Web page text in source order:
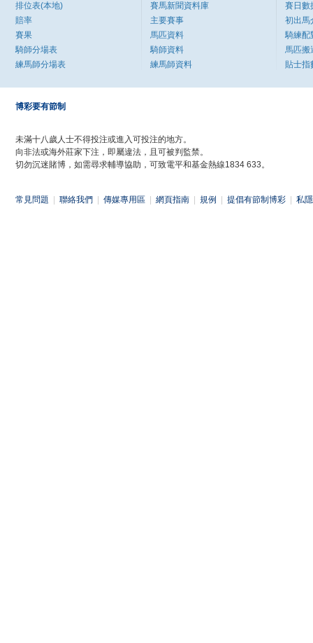
排位表(本地)
賠率
賽果
騎師分場表
練馬師分場表
賽馬新聞資料庫
主要賽事
馬匹資料
騎師資料
練馬師資料
賽日數
初出馬
騎練配
馬匹搬
貼士指
博彩要有節制
未滿十八歲人士不得投注或進入可投注的地方。
向非法或海外莊家下注，即屬違法，且可被判監禁。
切勿沉迷賭博，如需尋求輔導協助，可致電平和基金熱線1834 633。
常見問題 聯絡我們 傳媒專用區 網頁指南 規例 提倡有節制博彩 私